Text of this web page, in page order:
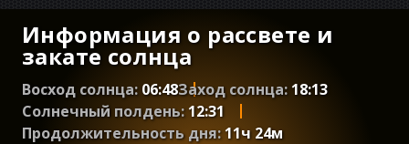
Информация о рассвете и
закате солнца
Восход солнца: 06:48Заход солнца: 18:13
Солнечный полдень: 12:31
Продолжительность дня: 11ч 24м